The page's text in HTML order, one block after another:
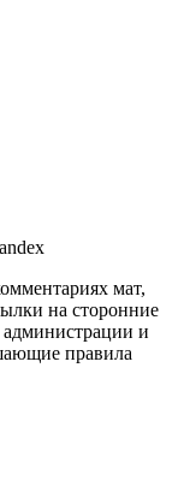
мат,
на сторонние
администрации и
правила